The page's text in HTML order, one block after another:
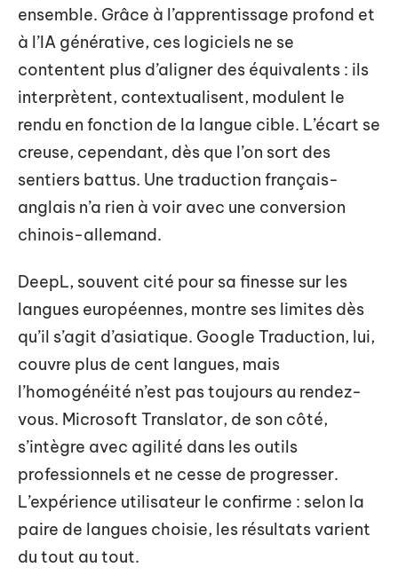
ensemble. Grâce à l’apprentissage profond et
à l’IA générative, ces logiciels ne se
contentent plus d’aligner des équivalents : ils
interprètent, contextualisent, modulent le
rendu en fonction de la langue cible. L’écart se
creuse, cependant, dès que l’on sort des
sentiers battus. Une traduction français-
anglais n’a rien à voir avec une conversion
chinois-allemand.
DeepL, souvent cité pour sa finesse sur les
langues européennes, montre ses limites dès
qu’il s’agit d’asiatique. Google Traduction, lui,
couvre plus de cent langues, mais
l’homogénéité n’est pas toujours au rendez-
vous. Microsoft Translator, de son côté,
s’intègre avec agilité dans les outils
professionnels et ne cesse de progresser.
L’expérience utilisateur le confirme : selon la
paire de langues choisie, les résultats varient
du tout au tout.